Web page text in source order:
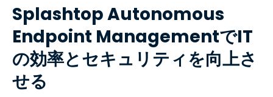
Splashtop Autonomous
Endpoint ManagementでIT
の効率とセキュリティを向上さ
せる